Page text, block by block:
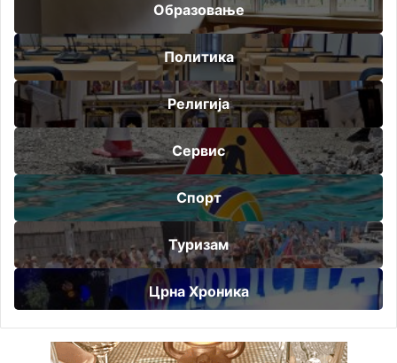
Образовање
Политика
Религија
Сервис
Спорт
Туризам
Црна Хроника